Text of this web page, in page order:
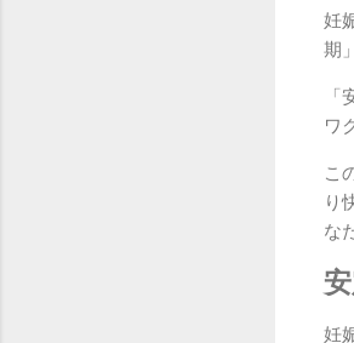
妊
期
ワ
こ
り
な
妊